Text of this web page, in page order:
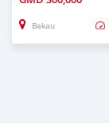
Bakau